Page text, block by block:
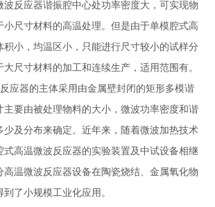
波反应器谐振腔中心处功率密度大，可实现物
小尺寸材料的高温处理。但是由于单模腔式高
积小，均温区小，只能进行尺寸较小的试样分
尺寸材料的加工和连续生产，适用范围有。
应器的主体采用由金属壁封闭的矩形多模谐
主要由被处理物料的大小，微波功率密度和谐
少及分布来确定。近年来，随着微波加热技术
式高温微波反应器的实验装置及中试设备相继
高温微波反应器设备在陶瓷烧结、金属氧化物
了小规模工业化应用。